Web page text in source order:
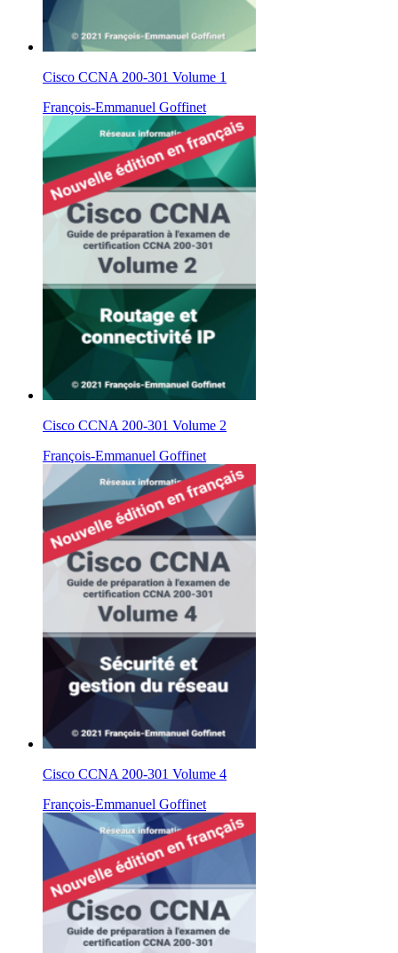
Cisco CCNA 200-301 Volume 1
François-Emmanuel Goffinet
Cisco CCNA 200-301 Volume 2
François-Emmanuel Goffinet
Cisco CCNA 200-301 Volume 4
François-Emmanuel Goffinet